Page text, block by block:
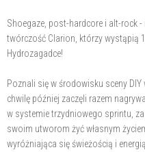
Shoegaze, post-hardcore i alt-rock
twórczość Clarion, którzy wystąpią
Hydrozagadce!
Poznali się w środowisku sceny
chwilę później zaczęli razem
w systemie trzydniowego sprintu,
swoim utworom żyć własnym
wyróżniająca się świeżością i